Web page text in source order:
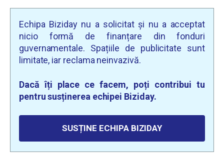
Echipa Biziday nu a solicitat și nu a acceptat
nicio formă de finanțare din fonduri
guvernamentale. Spațiile de publicitate sunt
limitate, iar reclama neinvazivă.
Dacă îți place ce facem, poți contribui tu
pentru susținerea echipei Biziday.
SUSȚINE ECHIPA BIZIDAY